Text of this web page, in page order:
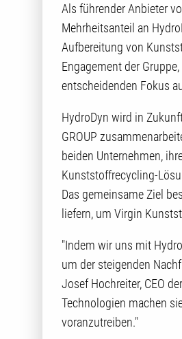
Als führender Anbieter
Mehrheitsanteil an
Aufbereitung von
Engagement der
entscheidenden Fokus
HydroDyn wird in
GROUP
beiden Unternehmen,
Kunststoffrecycling-
Das gemeinsame Ziel
liefern, um Virgin
"Indem wir uns mit
um der steigenden
Josef Hochreiter, CEO
Technologien machen
voranzutreiben."